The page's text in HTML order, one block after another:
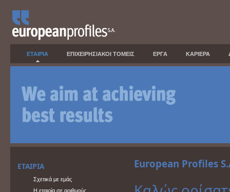
ΕΤΑΙΡΙΑ ΕΠΙΧΕΙΡΗΣΙΑΚΟΙ ΤΟΜΕΙΣ ΕΡΓΑ ΚΑΡΙΕΡΑ
European Profiles
ΕΤΑΙΡΙΑ
Σχετικά με εμάς
Η εταιρία σε αριθμούς